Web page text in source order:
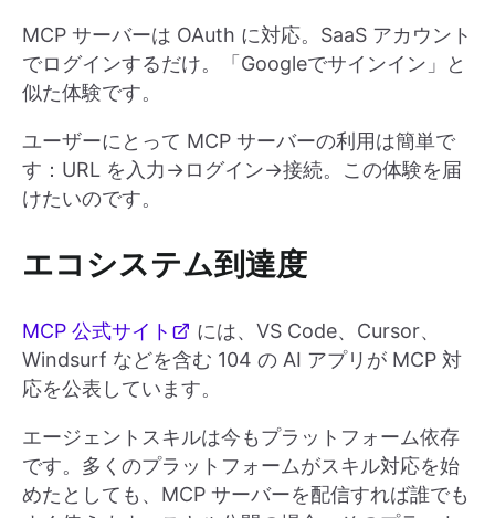
MCP サーバーは OAuth に対応。SaaS アカウント
でログインするだけ。「Googleでサインイン」と
似た体験です。
ユーザーにとって MCP サーバーの利用は簡単で
す：URL を入力→ログイン→接続。この体験を届
けたいのです。
エコシステム到達度
MCP 公式サイト
には、VS Code、Cursor、
Windsurf などを含む 104 の AI アプリが MCP 対
応を公表しています。
エージェントスキルは今もプラットフォーム依存
です。多くのプラットフォームがスキル対応を始
めたとしても、MCP サーバーを配信すれば誰でも